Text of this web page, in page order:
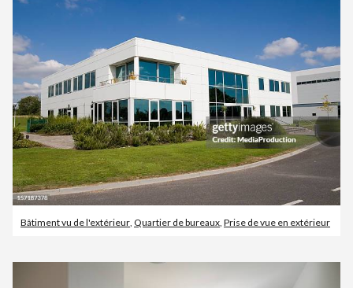
Bâtiment vu de l'extérieur Quartier de bureaux Prise de vue en extérieur